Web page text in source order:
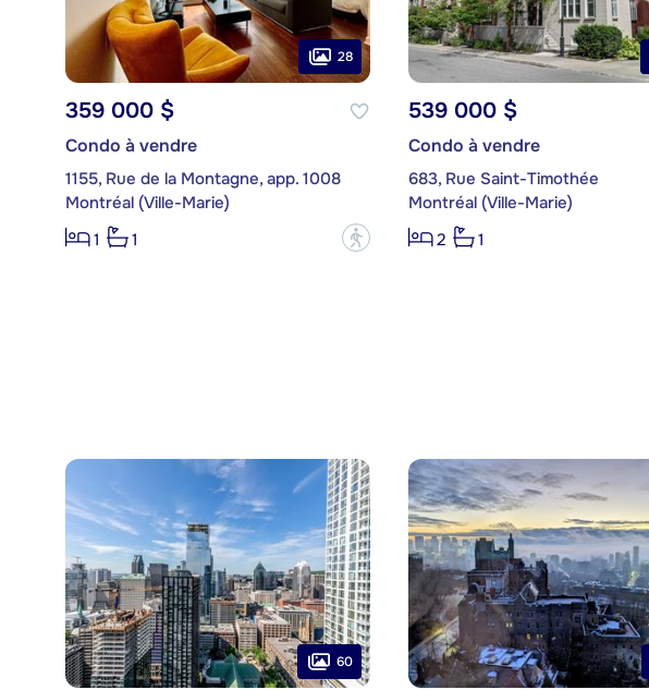
28
359 000 $
Condo à vendre
1155, Rue de la Montagne, app. 1008
Montréal (Ville-Marie)
1
1 ?
539 000 $
Condo à vendre
683, Rue Saint-Timothée
Montréal (Ville-Marie)
2
1
60